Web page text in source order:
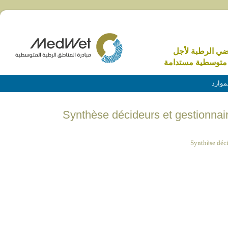
الرطبة لأجل
مستدامة
Synthèse décideurs et
Synthèse